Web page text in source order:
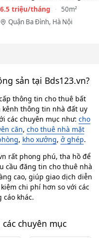
Phan Kế Bính, Ba Đình.…
6.5 triệu/tháng
50m²
Quận Ba Đình, Hà Nội
sản tại Bds123.vn?
thông tin cho thuê bất
kênh thông tin nhà đất uy
các chuyên mục như: cho
căn, cho thuê nhà mặt
, kho xưởng, ở ghép.
rất phong phú, tha hồ để
cầu đăng tin cho thuê nhà
cao, giúp giao dịch diễn
chi phí hơn so với các
khác.
chuyên mục